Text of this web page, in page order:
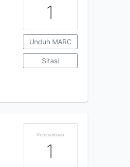
1
Unduh MARC
Sitasi
Ketersediaan
1